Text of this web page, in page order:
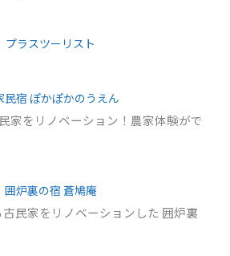
プラスツーリスト
民宿 ぽかぽかのうえん
家をリノベーション！農家体験がで
囲炉裏の宿 蒼鳩庵
民家をリノベーションした 囲炉裏